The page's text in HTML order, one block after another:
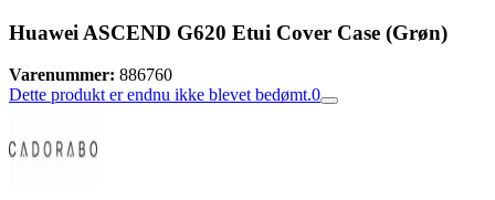
Huawei ASCEND G620 Etui Cover Case (Grøn)
Varenummer: 886760
Dette produkt er endnu ikke blevet bedømt.0